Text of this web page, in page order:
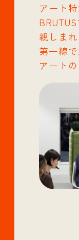
アート
親しま
第一線
アート